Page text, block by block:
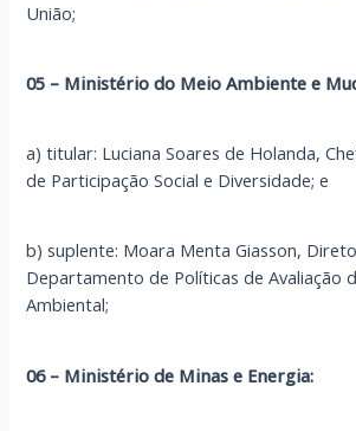
União;
05 – Ministério do Meio Ambiente e
a) titular: Luciana Soares de Holanda,
de Participação Social e Diversidade; e
b) suplente: Moara Menta Giasson,
Departamento de Políticas de Avaliação
Ambiental;
06 – Ministério de Minas e Energia: